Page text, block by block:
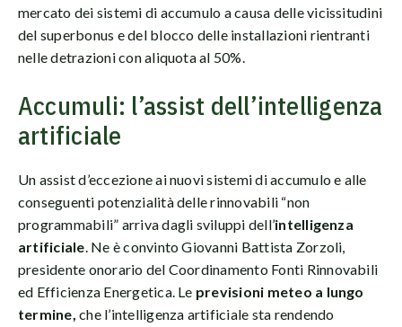
mercato dei sistemi di accumulo a causa delle vicissitudini
del superbonus e del blocco delle installazioni rientranti
nelle detrazioni con aliquota al 50%.
Accumuli: l’assist dell’intelligenza
artificiale
Un assist d’eccezione ai nuovi sistemi di accumulo e alle
conseguenti potenzialità delle rinnovabili “non
programmabili” arriva dagli sviluppi dell’intelligenza
artificiale. Ne è convinto Giovanni Battista Zorzoli,
presidente onorario del Coordinamento Fonti Rinnovabili
ed Efficienza Energetica. Le previsioni meteo a lungo
termine, che l’intelligenza artificiale sta rendendo